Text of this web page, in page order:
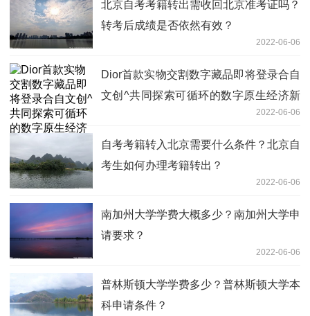
北京自考考籍转出需收回北京准考证吗？
转考后成绩是否依然有效？
2022-06-06
Dior首款实物交割数字藏品即将登录合自
文创^共同探索可循环的数字原生经济新
2022-06-06
自考考籍转入北京需要什么条件？北京自
考生如何办理考籍转出？
2022-06-06
南加州大学学费大概多少？南加州大学申
请要求？
2022-06-06
普林斯顿大学学费多少？普林斯顿大学本
科申请条件？